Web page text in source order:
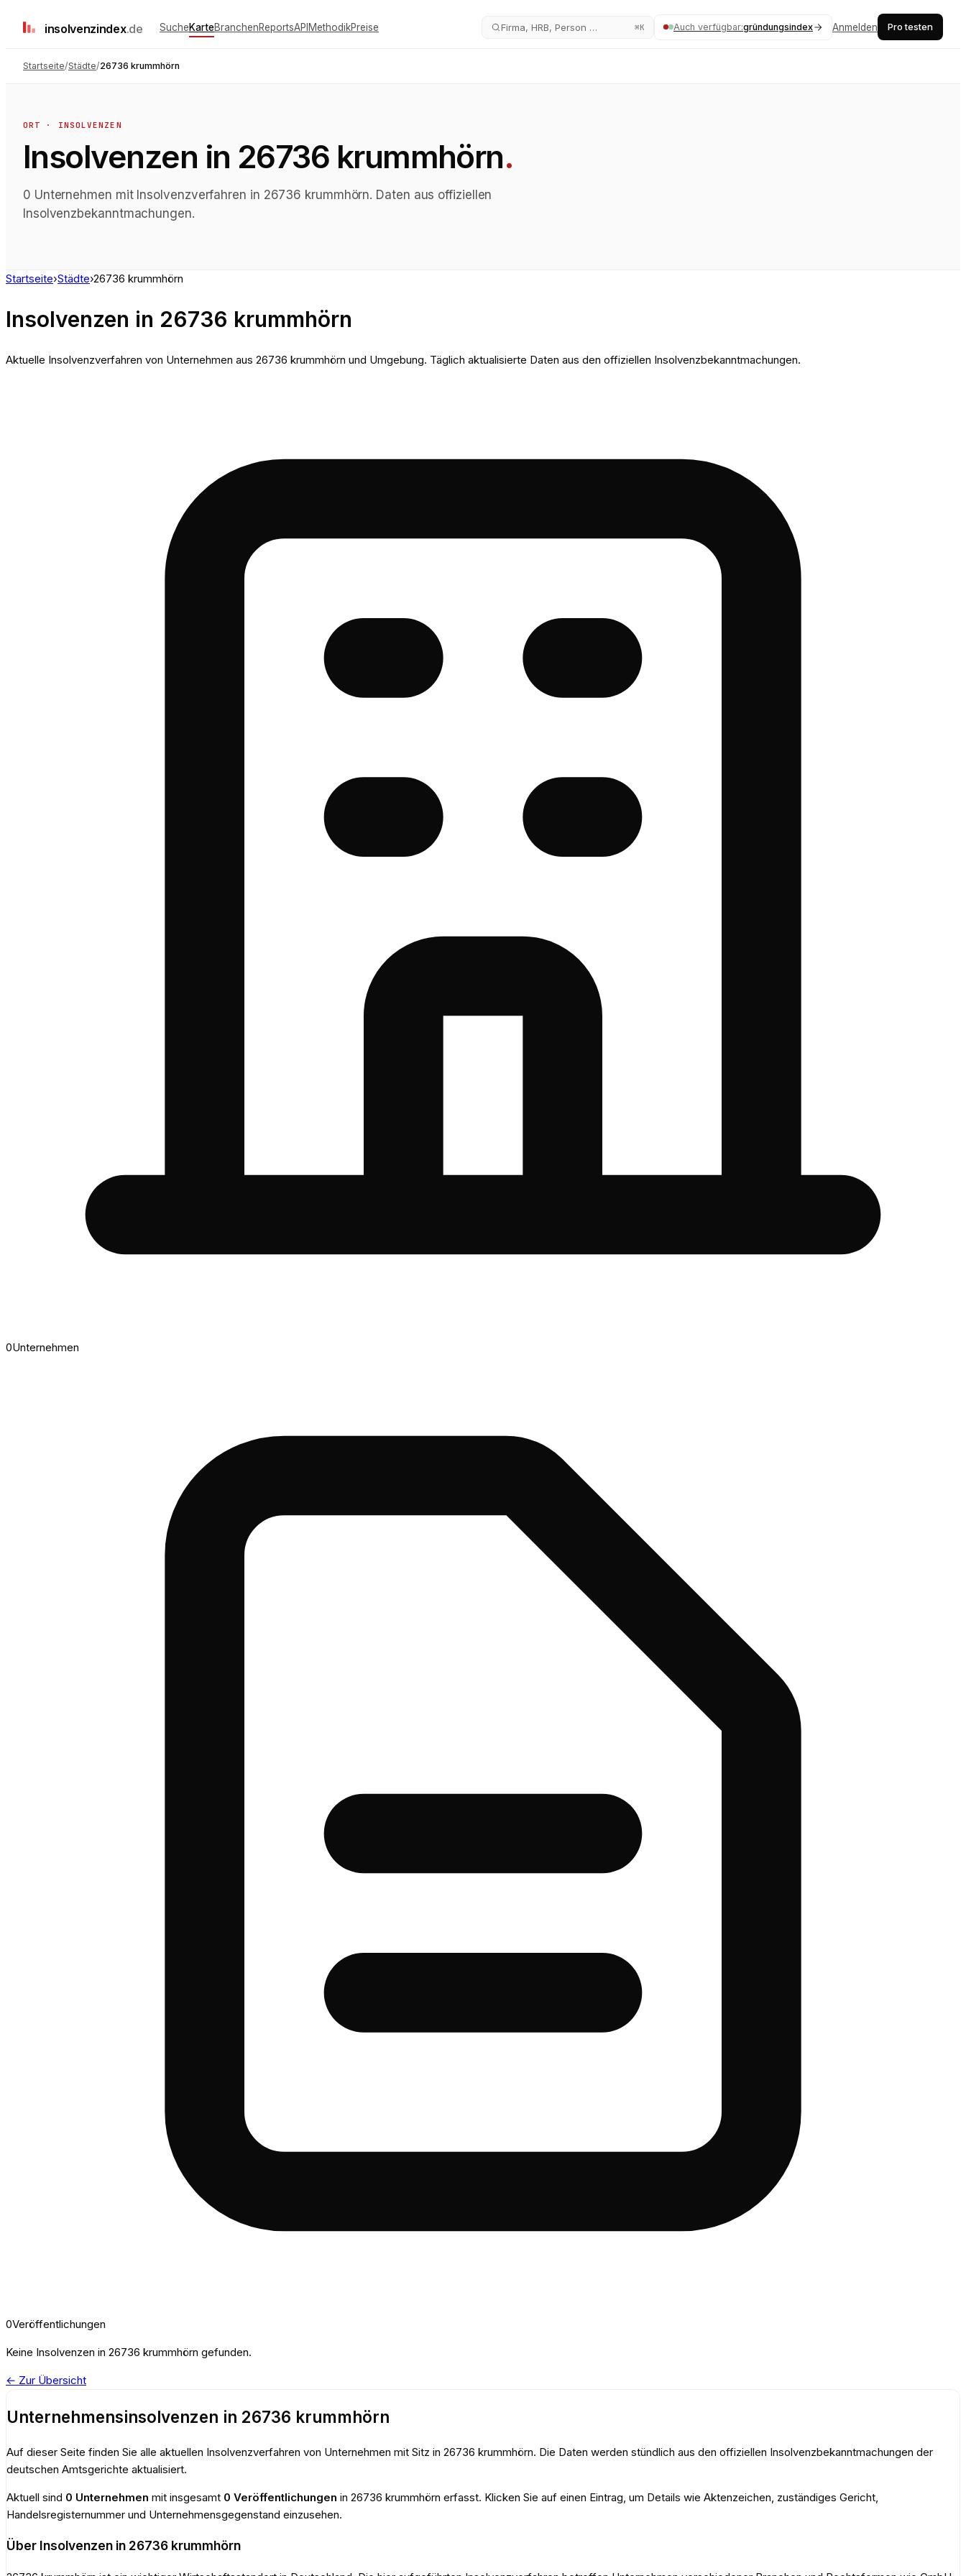
insolvenzindex.de SucheKarteBranchenReportsAPIMethodikPreise Firma, HRB, Person … ⌘K Auch verfügbar:gründungsindex Anmelden Pro testen
Startseite/Städte/26736 krummhörn
ORT · INSOLVENZEN
Insolvenzen in 26736 krummhörn.
0 Unternehmen mit Insolvenzverfahren in 26736 krummhörn. Daten aus offiziellen
Insolvenzbekanntmachungen.
Startseite›Städte›26736 krummhörn
Insolvenzen in 26736 krummhörn
Aktuelle Insolvenzverfahren von Unternehmen aus 26736 krummhörn und Umgebung. Täglich aktualisierte Daten aus den offiziellen Insolvenzbekanntmachungen.
0Unternehmen
0Veröffentlichungen
Keine Insolvenzen in 26736 krummhörn gefunden.
← Zur Übersicht
Unternehmensinsolvenzen in 26736 krummhörn
Auf dieser Seite finden Sie alle aktuellen Insolvenzverfahren von Unternehmen mit Sitz in 26736 krummhörn. Die Daten werden stündlich aus den offiziellen Insolvenzbekanntmachungen der
deutschen Amtsgerichte aktualisiert.
Aktuell sind 0 Unternehmen mit insgesamt 0 Veröffentlichungen in 26736 krummhörn erfasst. Klicken Sie auf einen Eintrag, um Details wie Aktenzeichen, zuständiges Gericht,
Handelsregisternummer und Unternehmensgegenstand einzusehen.
Über Insolvenzen in 26736 krummhörn